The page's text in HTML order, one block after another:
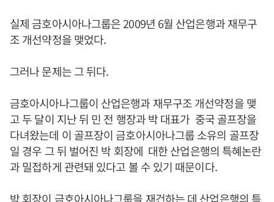
실제 금호아시아나그룹은 2009년 6월 산업은행과 재무구
조 개선약정을 맺었다.
그러나 문제는 그 뒤다.
금호아시아나그룹이 산업은행과 재무구조 개선약정을 맺
고 두 달이 지난 뒤 민 전 행장과 박 대표가 중국 골프장을
다녀왔는데 이 골프장이 금호아시아나그룹 소유의 골프장
일 경우 그 뒤 벌어진 박 회장에 대한 산업은행의 특혜논란
과 밀접하게 관련돼 있다고 볼 수 있기 때문이다.
박 회장이 금호아시아나그룹을 재건하는 데 산업은행의 특